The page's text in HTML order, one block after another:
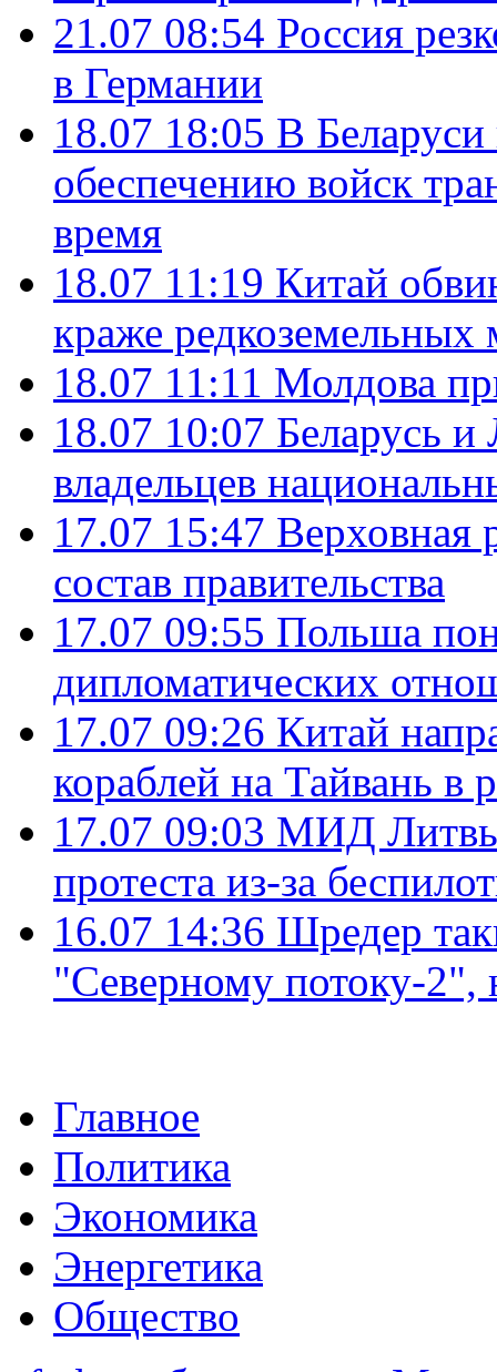
21.07 08:54 Россия
в Германии
18.07 18:05 В
обеспечению войск
время
18.07 11:19 Китай
краже редкоземельных
18.07 11:11 Молдова
18.07 10:07 Беларусь
владельцев
17.07 15:47 Верховная
состав правительства
17.07 09:55 Польша
дипломатических
17.07 09:26 Китай
кораблей на Тайвань в
17.07 09:03 МИД Литвы
протеста из-за
16.07 14:36 Шредер
"Северному потоку-2",
Главное
Политика
Экономика
Энергетика
Общество